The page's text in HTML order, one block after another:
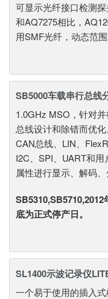
可显示光纤接口检测探
和AQ7275相比，
用SMF光纤，动态范围
SB5000车载串行总线
1.0GHz MSO，针对
总线设计和除错而优
CAN总线、LIN、
I2C、SPI、UART和
属性进行显示、解码、
SB5310,SB5710,2012
底为正式停产日。
SL1400示波记录仪
一个易于使用的插入